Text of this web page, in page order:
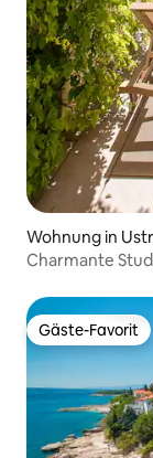
Wohnung in
Charmante
Gäste-Favorit
Gäste-Favorit